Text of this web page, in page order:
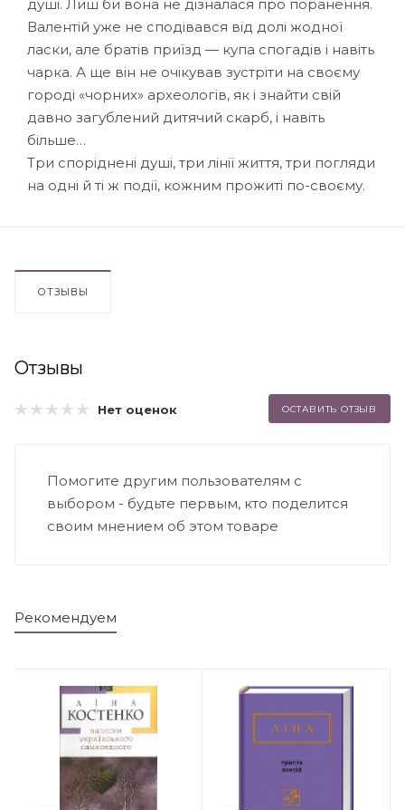
душі. Лиш би вона не дізналася про поранення.
Валентій уже не сподівався від долі жодної
ласки, але братів приїзд — купа спогадів і навіть
чарка. А ще він не очікував зустріти на своєму
городі «чорних» археологів, як і знайти свій
давно загублений дитячий скарб, і навіть
більше…
Три споріднені душі, три лінії життя, три погляди
на одні й ті ж події, кожним прожиті по-своєму.
ОТЗЫВЫ
Отзывы
Нет оценок ОСТАВИТЬ ОТЗЫВ
Помогите другим пользователям с
выбором - будьте первым, кто поделится
своим мнением об этом товаре
Рекомендуем